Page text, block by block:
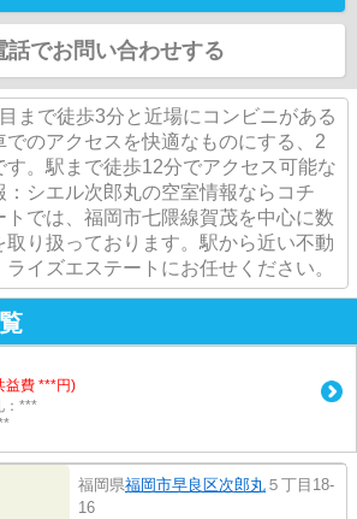
話でお問い合わせする
まで徒歩3分と近場にコンビニがある
のアクセスを快適なものにする、2
。駅まで徒歩12分でアクセス可能な
シエル次郎丸の空室情報ならコチ
トでは、福岡市七隈線賀茂を中心に数
取り扱っております。駅から近い不動
イズエステートにお任せください。
益費 ***円)
：***
福岡県福岡市早良区次郎丸 ５丁目18-
16